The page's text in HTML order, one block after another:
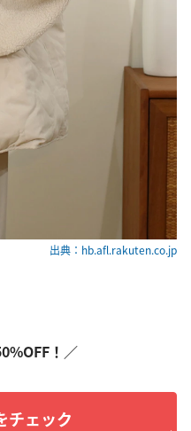
出典：hb.afl.rakuten.co.jp
！／
チェック